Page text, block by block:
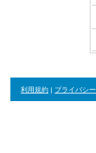
利用規約 | プライバシ